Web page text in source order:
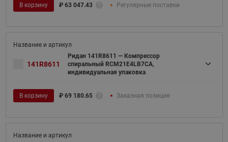
В корзину ₽ 63 047.43 Регулярные поставки
141R8611
Ридан 141R8611 — Компрессор
спиральный RCM21E4LB7CA,
индивидуальная упаковка
В корзину ₽ 69 180.65 Заказная позиция